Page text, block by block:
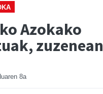
Azokako
zuzenean
8a